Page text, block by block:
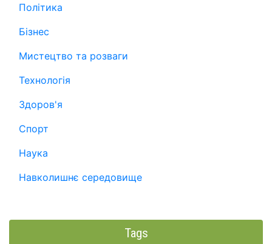
Політика
Бізнес
Мистецтво та розваги
Технологія
Здоров'я
Спорт
Наука
Навколишнє середовище
Tags